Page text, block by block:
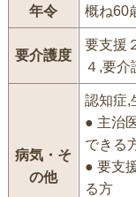
年令 概ね60
要介護度
要支援
４,要介
病気・そ
の他
認知症,
● 主治
できる
● 要支
る方